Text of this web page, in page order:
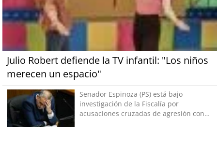
Julio Robert defiende la TV infantil: "Los niños
merecen un espacio"
Senador Espinoza (PS) está bajo
investigación de la Fiscalía por
acusaciones cruzadas de agresión con